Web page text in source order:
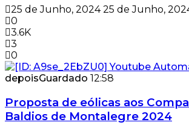
25 de Junho, 2024 25 de Junho,
0
3.6K
3
0
depoisGuardado 12:58
Proposta de eólicas aos
Baldios de Montalegre 2024